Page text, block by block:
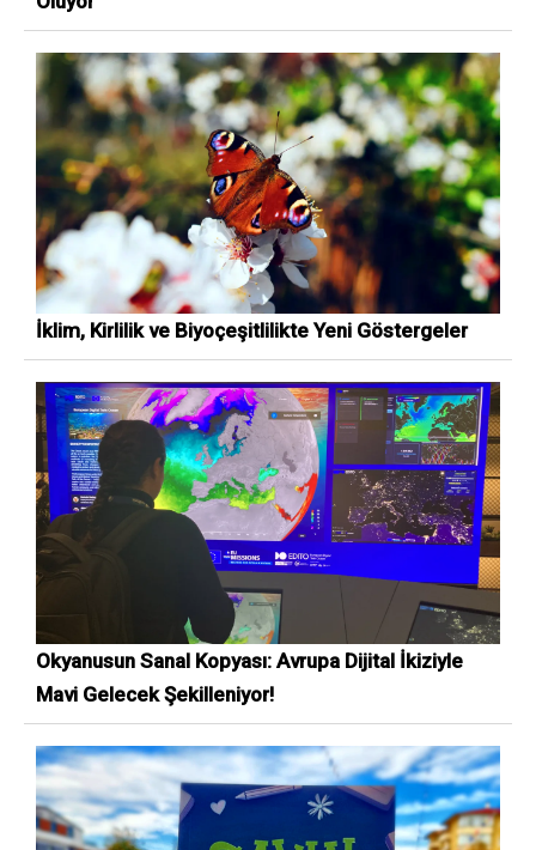
İklim, Kirlilik ve Biyoçeşitlilikte Yeni Göstergeler
Okyanusun Sanal Kopyası: Avrupa Dijital İkiziyle
Mavi Gelecek Şekilleniyor!